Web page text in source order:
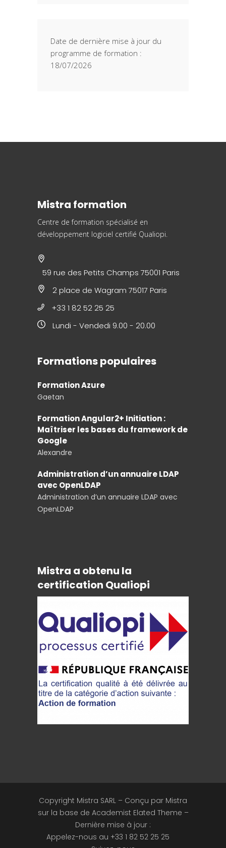
Date de dernière mise à jour du
programme de formation :
18/07/2026
Mistra formation
Centre de formation spécialisé en
développement logiciel certifié Qualiopi.
59 rue des Petits Champs 75001 Paris
2 place de Wagram 75017 Paris
+33 1 82 52 25 25
Lundi - Vendedi 9.00 - 20.00
Formations populaires
Formation Azure
Gaetan
Formation Angular2+ Initiation :
Maîtriser les bases du framework de
Google
Alexandre
Administration d’un annuaire LDAP
avec OpenLDAP
Administration d’un annuaire LDAP avec
OpenLDAP
Mistra a obtenu la
certification Qualiopi
Copyright Mistra SARL – Conçu par Mistra
sur la base de Academist Elated Theme –
Dernière mise à jour :
Appelez-nous au +33 1 82 52 25 25